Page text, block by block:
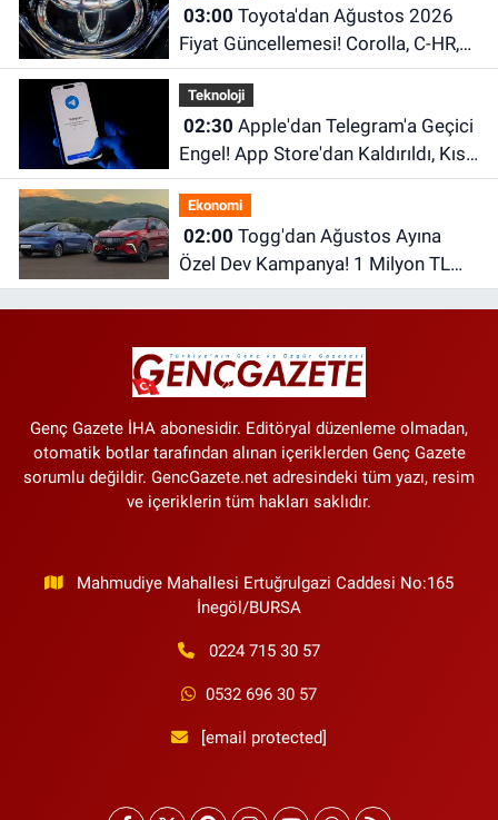
03:00
Fiyat Güncellemesi! Corolla, C-HR,
RAV4 ve Hilux'un Yeni Fiyatları Belli
Oldu
Teknoloji
02:30
Engel! App Store'dan Kaldırıldı, Kısa
Süre Sonra Geri Döndü
Ekonomi
02:00
Özel Dev Kampanya! 1 Milyon TL
Faizsiz Kredi ve Şarj İndirimi Fırsatı
Genç Gazete İHA abonesidir. Editöryal düzenleme olmadan,
otomatik botlar tarafından alınan içeriklerden Genç Gazete
sorumlu değildir. GencGazete.net adresindeki tüm yazı, resim
ve içeriklerin tüm hakları saklıdır.
Mahmudiye Mahallesi Ertuğrulgazi Caddesi No:165
İnegöl/BURSA
0224 715 30 57
0532 696 30 57
[email protected]